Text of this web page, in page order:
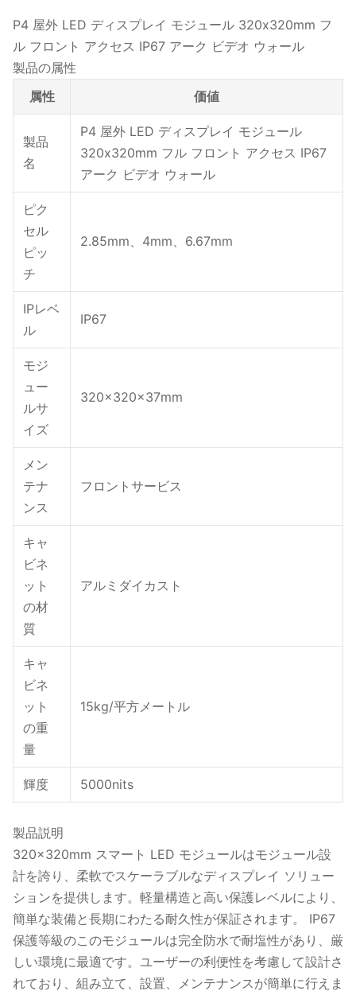
P4 屋外 LED ディスプレイ モジュール 320x320mm フ
ル フロント アクセス IP67 アーク ビデオ ウォール
製品の属性
属性
価値
製品
名
P4 屋外 LED ディスプレイ モジュール
320x320mm フル フロント アクセス IP67
アーク ビデオ ウォール
ピク
セル
ピッ
チ
2.85mm、4mm、6.67mm
IPレベ
ル
IP67
モジ
ュー
ルサ
イズ
320×320×37mm
メン
テナ
ンス
フロントサービス
キャ
ビネ
ット
の材
質
アルミダイカスト
キャ
ビネ
ット
の重
量
15kg/平方メートル
輝度 5000nits
製品説明
320x320mm スマート LED モジュールはモジュール設
計を誇り、柔軟でスケーラブルなディスプレイ ソリュー
ションを提供します。軽量構造と高い保護レベルにより、
簡単な装備と長期にわたる耐久性が保証されます。 IP67
保護等級のこのモジュールは完全防水で耐塩性があり、厳
しい環境に最適です。ユーザーの利便性を考慮して設計さ
れており、組み立て、設置、メンテナンスが簡単に行えま